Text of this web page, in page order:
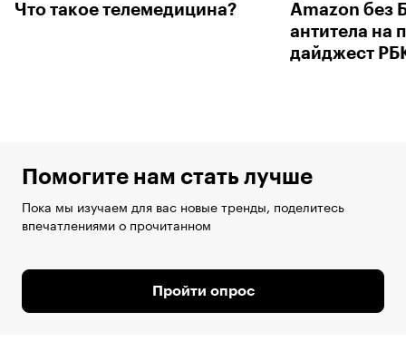
Что такое телемедицина?
Amazon без
антитела на
дайджест
Помогите нам стать лучше
Пока мы изучаем для вас новые тренды, поделитесь
впечатлениями о прочитанном
Пройти опрос